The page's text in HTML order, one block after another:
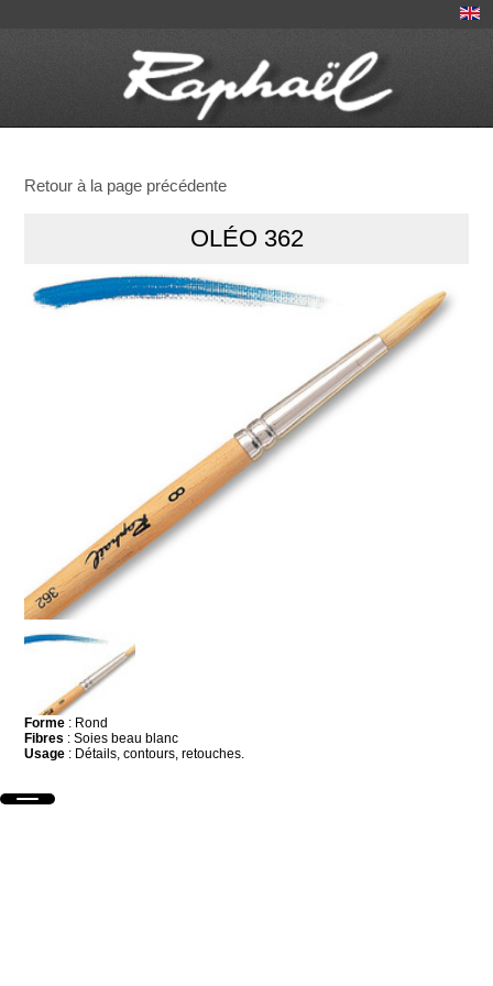
Retour à la page précédente
OLÉO 362
Forme : Rond
Fibres : Soies beau blanc
Usage : Détails, contours, retouches.